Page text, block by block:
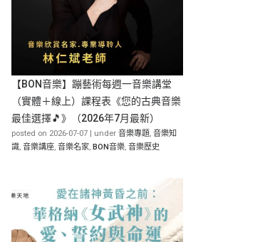
【BON音樂】蹦藝術每週一音樂講堂
（實體＋線上）課程表《您的古典音樂
最佳選擇🎵》（2026年7月最新）
posted on 2026-07-07 under 音樂專題, 音樂知
識, 音樂講座, 音樂名家, BON音樂, 音樂歷史